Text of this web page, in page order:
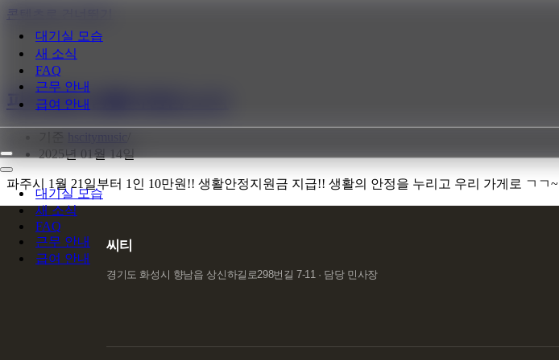
콘텐츠로 건너뛰기
대기실 모습
새 소식
FAQ
근무 안내
급여 안내
내
비
게
이
내
비
게
대기실 모습
새 소식
FAQ
근무 안내
급여 안내
파주호빠 생활지원금 소식
2025년 01월 14일
파주시 1월 21일부터 1인 10만원!! 생활안정지원금 지급!! 생활의 안정을 누리고 우리 가게로 ㄱㄱ~
씨티
경기도 화성시 향남읍 상신하길로298번길 7-11 · 담당 민사장